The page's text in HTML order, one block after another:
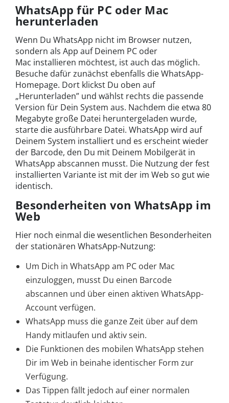
WhatsApp für PC oder Mac
herunterladen
Wenn Du WhatsApp nicht im Browser nutzen,
sondern als App auf Deinem PC oder
Mac installieren möchtest, ist auch das möglich.
Besuche dafür zunächst ebenfalls die WhatsApp-
Homepage. Dort klickst Du oben auf
„Herunterladen” und wählst rechts die passende
Version für Dein System aus. Nachdem die etwa 80
Megabyte große Datei heruntergeladen wurde,
starte die ausführbare Datei. WhatsApp wird auf
Deinem System installiert und es erscheint wieder
der Barcode, den Du mit Deinem Mobilgerät in
WhatsApp abscannen musst. Die Nutzung der fest
installierten Variante ist mit der im Web so gut wie
identisch.
Besonderheiten von WhatsApp im
Web
Hier noch einmal die wesentlichen Besonderheiten
der stationären WhatsApp-Nutzung:
Um Dich in WhatsApp am PC oder Mac
einzuloggen, musst Du einen Barcode
abscannen und über einen aktiven WhatsApp-
Account verfügen.
WhatsApp muss die ganze Zeit über auf dem
Handy mitlaufen und aktiv sein.
Die Funktionen des mobilen WhatsApp stehen
Dir im Web in beinahe identischer Form zur
Verfügung.
Das Tippen fällt jedoch auf einer normalen